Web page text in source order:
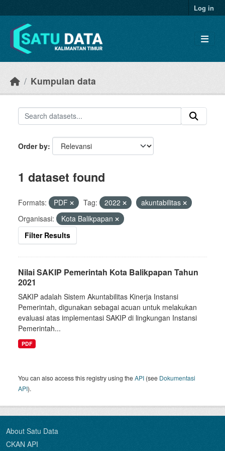
Log in
Kumpulan data
Order by
1 dataset found
Formats: PDF Tag: 2022
akuntabilitas
Organisasi:
Kota Balikpapan
Filter Results
Nilai SAKIP Pemerintah Kota Balikpapan Tahun
2021
SAKIP adalah Sistem Akuntabilitas Kinerja Instansi
Pemerintah, digunakan sebagai acuan untuk melakukan
evaluasi atas implementasi SAKIP di lingkungan Instansi
Pemerintah...
PDF
You can also access this registry using theAPI (see Dokumentasi
API).
About Satu Data
CKAN API